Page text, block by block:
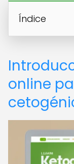
Índice
online